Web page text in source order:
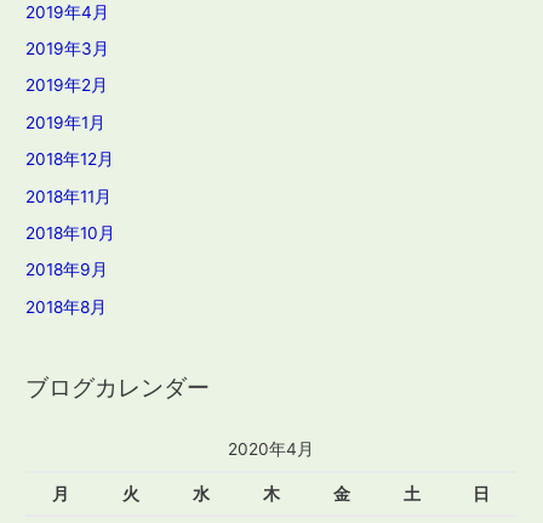
2019年4月
2019年3月
2019年2月
2019年1月
2018年12月
2018年11月
2018年10月
2018年9月
2018年8月
ブログカレンダー
2020年4月
月 火 水 木 金 土 日